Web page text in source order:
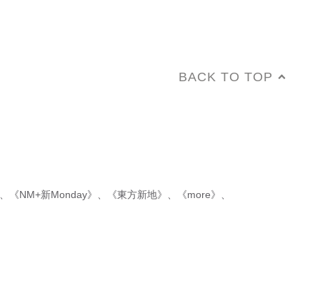
BACK TO TOP
《NM+新Monday》 《東方新地》 《more》